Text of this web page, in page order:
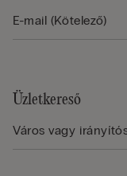
Üzletkereső